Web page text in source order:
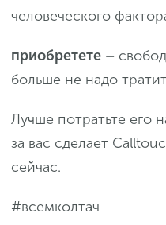
человеческого
приобретете –
больше не надо
Лучше потратьте его
за вас сделает
сейчас.
#всемколтач